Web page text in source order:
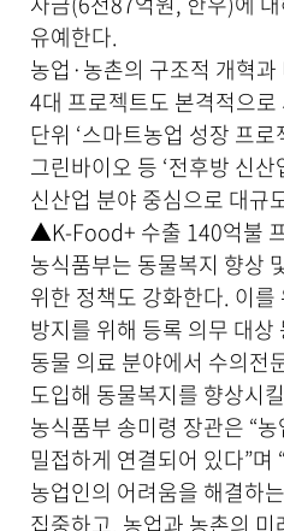
유예한다.
농업·농촌의 구조적 개혁
4대 프로젝트도 본격적으
단위 ‘스마트농업 성장 프
그린바이오 등 ‘전후방 신
신산업 분야 중심으로 대규
▲K-Food+ 수출 140억불
농식품부는 동물복지 향상
위한 정책도 강화한다. 이
방지를 위해 등록 의무 대
동물 의료 분야에서 수의전
도입해 동물복지를 향상시
농식품부 송미령 장관은 “
밀접하게 연결되어 있다”며
농업인의 어려움을 해결하